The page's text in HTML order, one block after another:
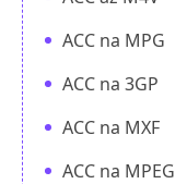
ACC na MPG
ACC na 3GP
ACC na MXF
ACC na MPEG